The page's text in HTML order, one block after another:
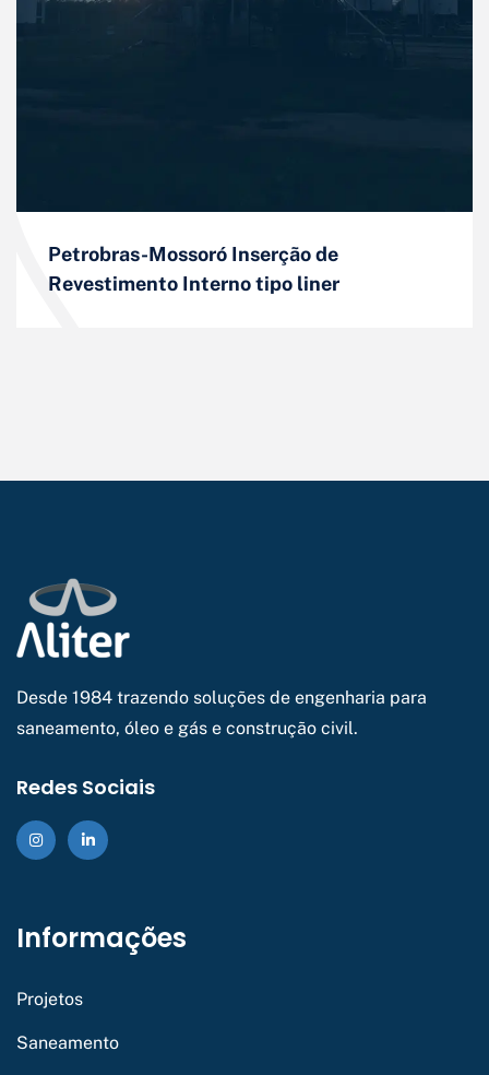
Petrobras-Mossoró Inserção de
Revestimento Interno tipo liner
Desde 1984 trazendo soluções de engenharia para
saneamento, óleo e gás e construção civil.
Redes Sociais
Informações
Projetos
Saneamento